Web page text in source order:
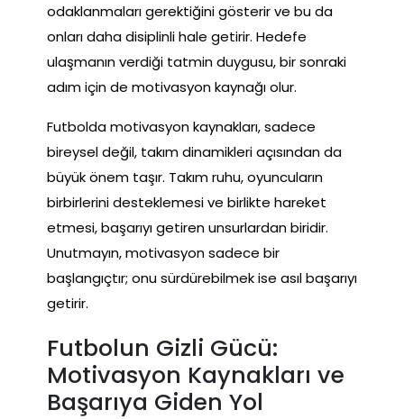
odaklanmaları gerektiğini gösterir ve bu da
onları daha disiplinli hale getirir. Hedefe
ulaşmanın verdiği tatmin duygusu, bir sonraki
adım için de motivasyon kaynağı olur.
Futbolda motivasyon kaynakları, sadece
bireysel değil, takım dinamikleri açısından da
büyük önem taşır. Takım ruhu, oyuncuların
birbirlerini desteklemesi ve birlikte hareket
etmesi, başarıyı getiren unsurlardan biridir.
Unutmayın, motivasyon sadece bir
başlangıçtır; onu sürdürebilmek ise asıl başarıyı
getirir.
Futbolun Gizli Gücü:
Motivasyon Kaynakları ve
Başarıya Giden Yol